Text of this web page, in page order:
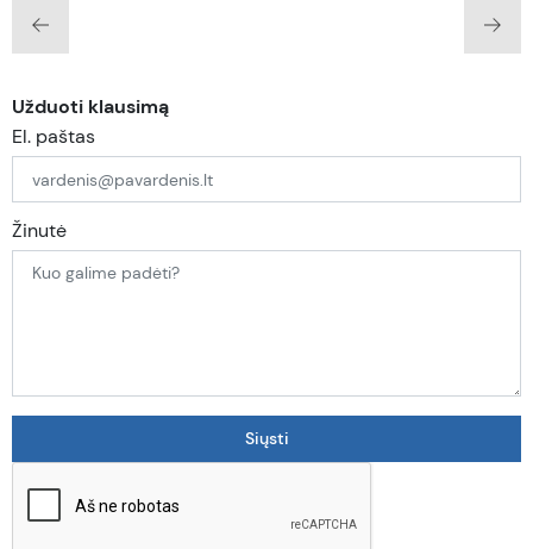
Užduoti klausimą
El. paštas
Žinutė